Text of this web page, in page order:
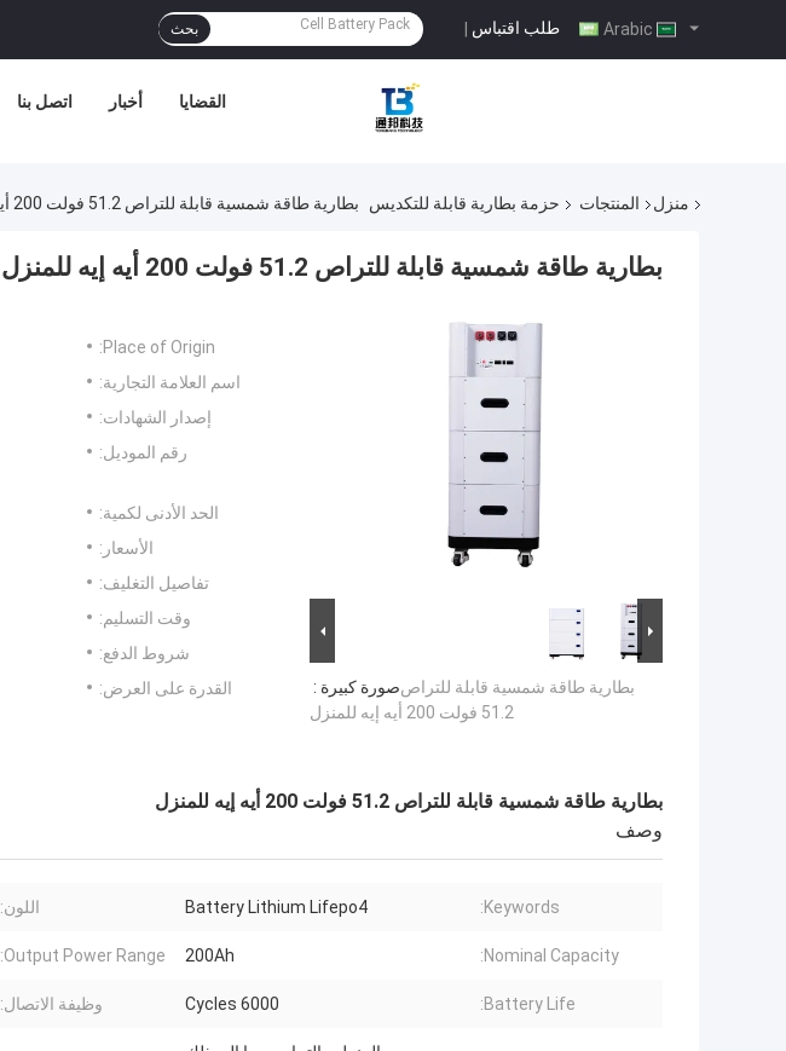
طلب اقتباس | بحث
اتصل بنا أخبار القضايا
منزل المنتجات حزمة بطارية قابلة للتكديس بطارية طاقة شمسية قابلة للتراص 51.2 فولت 200 أيه إيه للمنزل
بطارية طاقة شمسية قابلة للتراص 51.2 فولت 200 أيه إيه للمنزل
صورة كبيرة :بطارية طاقة شمسية قابلة للتراص
51.2 فولت 200 أيه إيه للمنزل
Place of Origin:
اسم العلامة التجارية:
إصدار الشهادات:
رقم الموديل:
الحد الأدنى لكمية:
الأسعار:
تفاصيل التغليف:
وقت التسليم:
شروط الدفع:
القدرة على العرض:
بطارية طاقة شمسية قابلة للتراص 51.2 فولت 200 أيه إيه للمنزل
وصف
Keywords:
Battery Lithium Lifepo4 اللون:
Nominal Capacity:
200Ah
Output Power Range:
Battery Life:
6000 Cycles وظيفة الاتصال: